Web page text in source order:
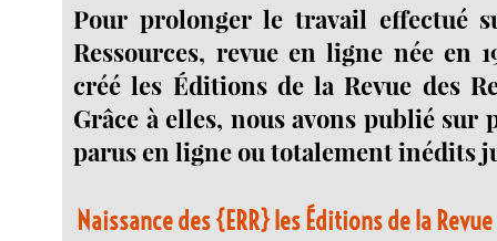
Pour prolonger le travail effectué
Ressources, revue en ligne née en
créé les Éditions de la Revue des
Grâce à elles, nous avons publié sur
parus en ligne ou totalement inédits
Naissance des {ERR} les Éditions de la